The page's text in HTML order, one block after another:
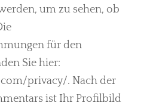
um zu sehen, ob
für den
Sie hier:
privacy/. Nach der
ist Ihr Profilbild